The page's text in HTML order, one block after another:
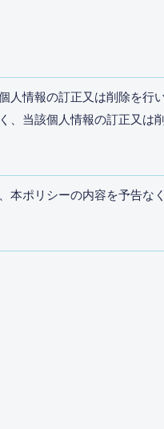
情報の訂正又は削除を行い
当該個人情報の訂正又は
ポリシーの内容を予告な